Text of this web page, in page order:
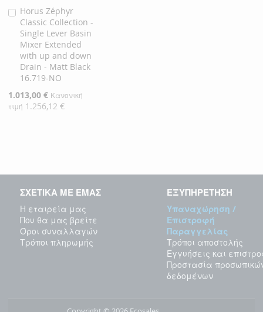
Horus Zéphyr
Classic Collection -
Single Lever Basin
Mixer Extended
with up and down
Drain - Matt Black
16.719-NO
Ειδική
Τιμή
1.013,00 € Κανονική
τιμή 1.256,12 €
Προσθήκη
στο
Καλάθι
ΣΧΕΤΙΚΑ ΜΕ ΕΜΑΣ
Η εταιρεία μας
Που θα μας βρείτε
Όροι συναλλαγών
Τρόποι πληρωμής
ΕΞΥΠΗΡΕΤΗΣΗ
Υπαναχώρηση /
Επιστροφή
Παραγγελίας
Τρόποι αποστολής
Εγγυήσεις και
Προστασία
δεδομένων